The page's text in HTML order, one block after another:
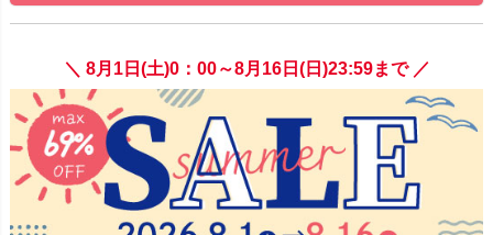
＼ 8月1日(土)0：00～8月16日(日)23:59まで ／